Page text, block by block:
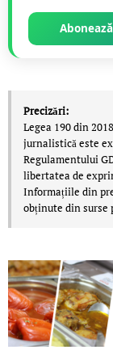
Precizări:
Legea 190 din
jurnalistică este
Regulamentului
libertatea de
Informațiile din
obținute din surse